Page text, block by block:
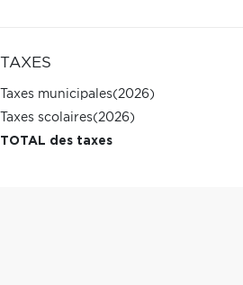
TAXES
Taxes municipales(2026)
Taxes scolaires(2026)
TOTAL des taxes